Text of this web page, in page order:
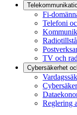
Fi-
Telefoni
TV och
Cybersäkerhet
Reglering